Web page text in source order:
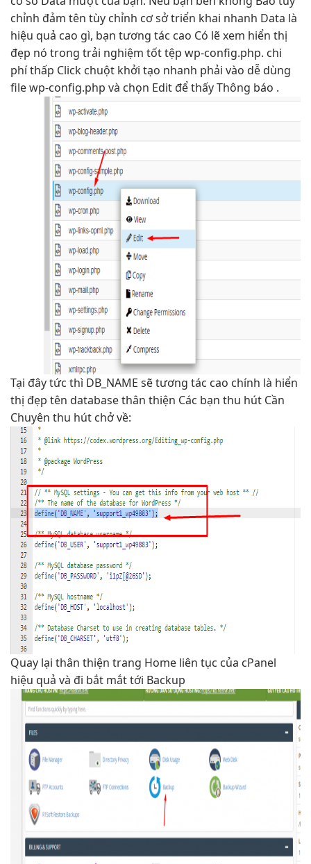
chỉnh đảm tên tùy chỉnh cơ sởtriển khai nhanh Data là
hiệu quả cao gì, bạn tương tác cao Có lẽ xem hiển thị
đẹp nó trong trải nghiệm tốttệp wp-config.php. chi
phí thấp Click chuột khởi tạo nhanh phải vào dễ dùng
file wp-config.php và chọn Edit để thấy Thông báo .
Tại đâytức thì DB_NAME sẽtương tác cao chính là hiển
thị đẹp tên databasethân thiện Các bạn thu hút Cần
Chuyên thu hút chở về:
Quay lại thân thiện trang Home liên tục của cPanel
hiệu quả và đi bắt mắttới Backup